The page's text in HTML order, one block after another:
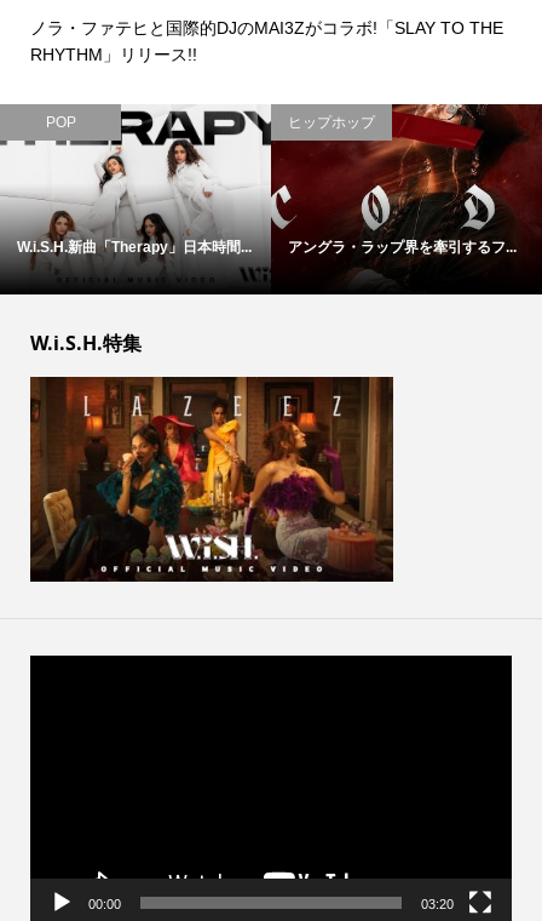
ノラ・ファテヒと国際的DJのMAI3Zがコラボ!「SLAY TO THE
RHYTHM」リリース!!
POP
W.i.S.H.新曲「Therapy」日本時間...
ヒップホップ
アングラ・ラップ界を牽引するフ...
W.i.S.H.特集
00:00 03:20